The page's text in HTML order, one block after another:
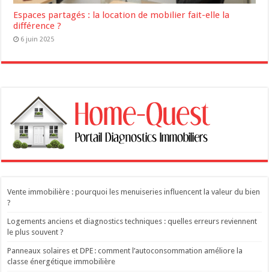
Espaces partagés : la location de mobilier fait-elle la
différence ?
6 juin 2025
Vente immobilière : pourquoi les menuiseries influencent la valeur du bien
?
Logements anciens et diagnostics techniques : quelles erreurs reviennent
le plus souvent ?
Panneaux solaires et DPE : comment l’autoconsommation améliore la
classe énergétique immobilière